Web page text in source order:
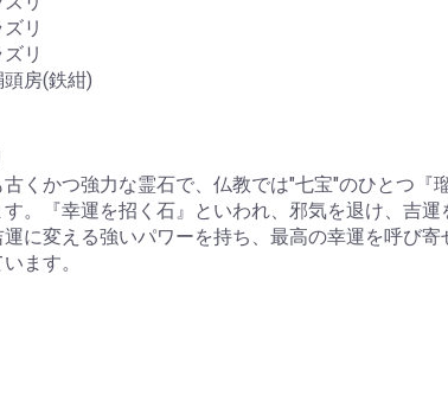
リ
リ
房(鉄紺)
くかつ強力な霊石で、仏教では"七宝"のひとつ『瑠
。『幸運を招く石』といわれ、邪気を退け、吉運
に変える強いパワーを持ち、最高の幸運を呼び寄
ます。